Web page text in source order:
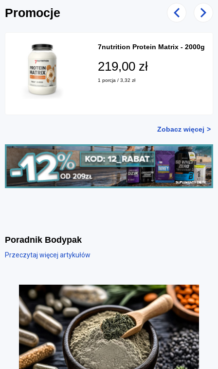
Promocje Poprzedni
7nutrition Protein Matrix - 2000g
219,00 zł
1 porcja / 3,32 zł
Zobacz więcej
Poradnik Bodypak
Przeczytaj więcej artykułów